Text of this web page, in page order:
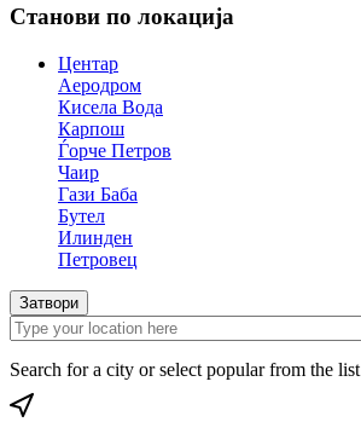
Станови по локација
Центар
Аеродром
Кисела Вода
Карпош
Ѓорче Петров
Чаир
Гази Баба
Бутел
Илинден
Петровец
Затвори
Search for a city or select popular from the list